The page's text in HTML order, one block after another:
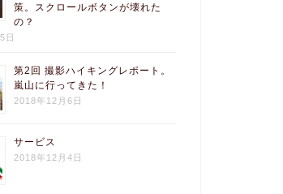
策。スクロールボタンが壊れた
の？
日
第2回 撮影ハイキングレポート。
嵐山に行ってきた！
2018年12月6日
サービス
2018年12月4日